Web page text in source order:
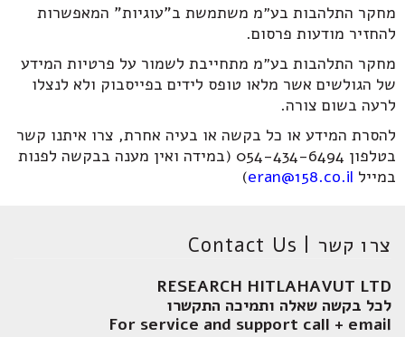
מחקר התלהבות בע״מ משתמשת ב"עוגיות" המאפשרות
להחזיר מודעות פרסום.
מחקר התלהבות בע״מ מתחייבת לשמור על פרטיות המידע
של הגולשים אשר מלאו טופס לידים בפייסבוק ולא לנצלו
לרעה בשום צורה.
להסרת המידע או כל בקשה או בעיה אחרת, צרו איתנו קשר
בטלפון 054-434-6494 (במידה ואין מענה בבקשה לפנות
במייל eran@158.co.il
)
צרו קשר | Contact Us
RESEARCH HITLAHAVUT LTD
לכל בקשה שאלה ותמיכה התקשרו
For service and support call + email